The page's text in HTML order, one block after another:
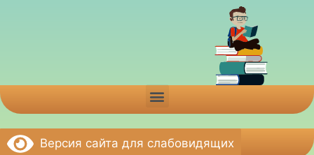
Версия сайта для слабовидящих